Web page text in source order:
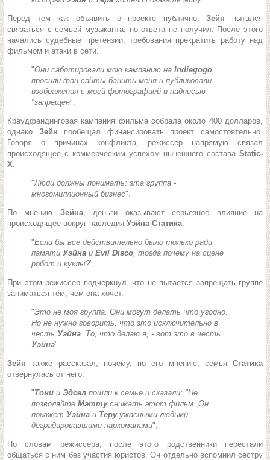
Перед тем как объявить о проекте публично,Зейн пытался
связаться с семьей музыканта, но ответа не получил. После этого
начались судебные претензии, требования прекратить работу над
фильмом и атаки в сети.
"Они саботировали мою кампанию на Indiegogo,
просили фан-сайты банить меня и публиковали
изображения с моей фотографией и надписью
"запрещен".
Краудфандинговая кампания фильма собрала около 400 долларов,
однако Зейн пообещал финансировать проект самостоятельно.
Говоря о причинах конфликта, режиссер напрямую связал
происходящее с коммерческим успехом нынешнего состава Static-
X.
"Люди должны понимать: эта группа -
многомиллионный бизнес".
По мнению Зейна, деньги оказывают серьезное влияние на
происходящее вокруг наследия Уэйна Статика.
"Если бы все действительно было только ради
памяти Уэйна и Evil Disco, тогда почему на сцене
робот и куклы?"
При этом режиссер подчеркнул, что не пытается запрещать группе
заниматься тем, чем она хочет.
"Это не моя группа. Они могут делать что угодно.
Но не нужно говорить, что это исключительно в
честь Уэйна. То, что делаю я, - вот это в честь
Уэйна".
Зейнтакже рассказал, почему, по его мнению, семья Статика
отвернулась от него.
"Тони и Эдсел пошли к семье и сказали: "Не
позволяйте Мэтту снимать этот фильм. Он
покажет Уэйна и Теру ужасными людьми,
деградировавшими наркоманами".
По словам режиссера, после этого родственники перестали
общаться с ним без участия юристов. Он отдельно вспомнил сестру